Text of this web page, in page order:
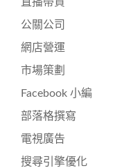
公關公司
網店營運
市場策劃
Facebook 小編
部落格撰寫
電視廣告
搜尋引擎優化